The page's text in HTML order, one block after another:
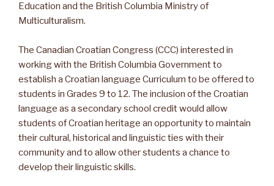
Education and the British Columbia Ministry of
Multiculturalism.
The Canadian Croatian Congress (CCC) interested in
working with the British Columbia Government to
establish a Croatian language Curriculum to be offered to
students in Grades 9 to 12. The inclusion of the Croatian
language as a secondary school credit would allow
students of Croatian heritage an opportunity to maintain
their cultural, historical and linguistic ties with their
community and to allow other students a chance to
develop their linguistic skills.